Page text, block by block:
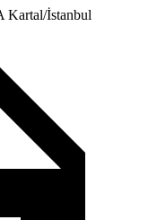
Kartal/İstanbul